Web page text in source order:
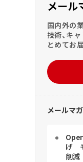
メール
国内外の
技術、キ
とめてお
メールマ
げ
削減